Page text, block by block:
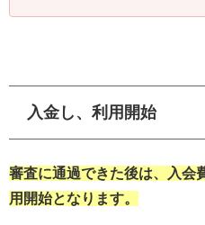
入金し、利用開始
審査に通過できた後は、入会
用開始となります。